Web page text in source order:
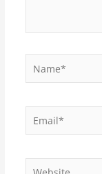
Email*
Website